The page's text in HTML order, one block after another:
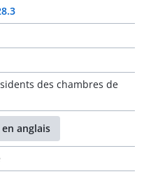
des chambres de
anglais